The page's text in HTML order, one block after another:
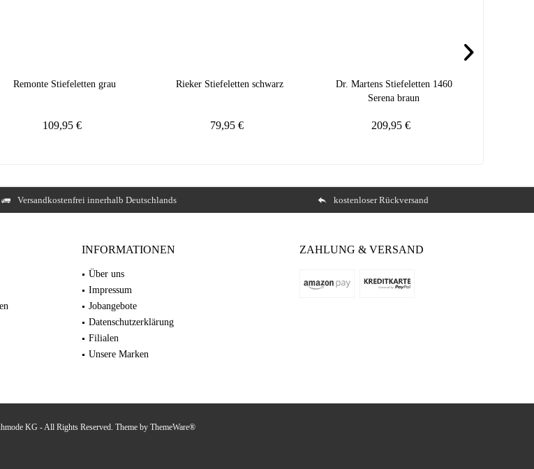
Remonte Stiefeletten grau
109,95 €
Rieker Stiefeletten schwarz
79,95 €
Dr. Martens Stiefeletten 1460
Serena braun
209,95 €
Versandkostenfrei innerhalb Deutschlands kostenloser Rückversand
INFORMATIONEN
Über uns
Impressum
Jobangebote
Datenschutzerklärung
Filialen
Unsere Marken
ZAHLUNG & VERSAND
KG - All Rights Reserved. Theme by ThemeWare®